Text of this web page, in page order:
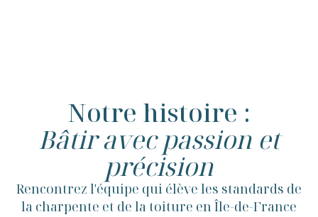
Notre histoire :
Bâtir avec passion et
précision
Rencontrez l'équipe qui élève les standards de
la charpente et de la toiture en Île-de-France